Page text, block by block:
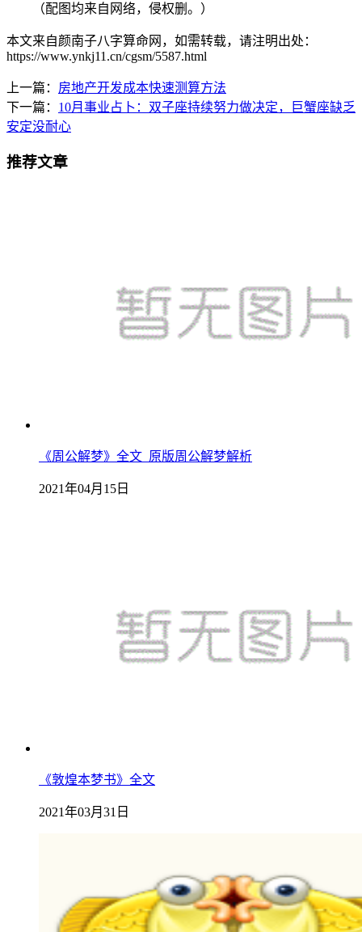
（配图均来自网络，侵权删。）
本文来自颜南子八字算命网，如需转载，请注明出处：
https://www.ynkj11.cn/cgsm/5587.html
上一篇： 房地产开发成本快速测算方法
下一篇： 10月事业占卜：双子座持续努力做决定，巨蟹座缺乏
安定没耐心
推荐文章
《周公解梦》全文_原版周公解梦解析
2021年04月15日
《敦煌本梦书》全文
2021年03月31日